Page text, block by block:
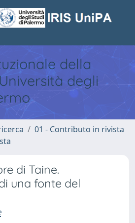
della
degli
01 - Contributo in rivista
di Taine.
una fonte del